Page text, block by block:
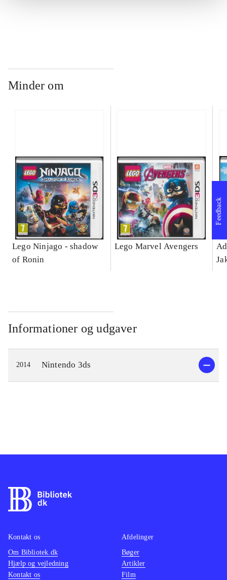
Minder om
Lego Ninjago - shadow
of Ronin
Lego Marvel Avengers
Informationer og udgaver
2014 Nintendo 3ds
Feedback
Kontakt os
Om Bibliotek.dk
Hjælp og vejledning
Kontakt os
Afdelinger
Bøger
Artikler
Film